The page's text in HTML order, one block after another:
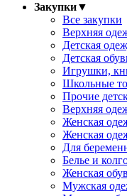
Закупки▼
Все закупки
Верхняя
Детская
Детская
Игрушки,
Школьные
Прочие
Верхняя
Женская
Женская
Для
Белье и
Женская
Мужская